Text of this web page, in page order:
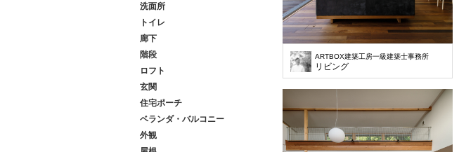
洗面所
トイレ
廊下
階段
ロフト
玄関
住宅ポーチ
ベランダ・バルコニー
外観
ARTBOX建築工房一級建築士事務所
リビング